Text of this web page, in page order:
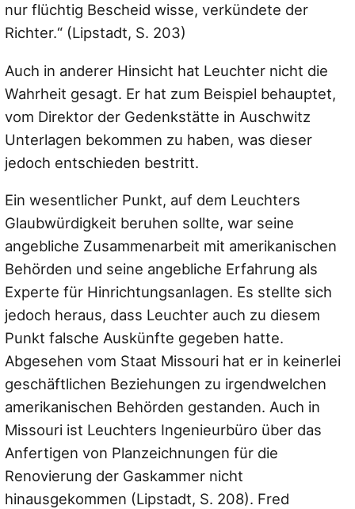
nur flüchtig Bescheid wisse, verkündete der
Richter.“ (Lipstadt, S. 203)
Auch in anderer Hinsicht hat Leuchter nicht die
Wahrheit gesagt. Er hat zum Beispiel behauptet,
vom Direktor der Gedenkstätte in Auschwitz
Unterlagen bekommen zu haben, was dieser
jedoch entschieden bestritt.
Ein wesentlicher Punkt, auf dem Leuchters
Glaubwürdigkeit beruhen sollte, war seine
angebliche Zusammenarbeit mit amerikanischen
Behörden und seine angebliche Erfahrung als
Experte für Hinrichtungsanlagen. Es stellte sich
jedoch heraus, dass Leuchter auch zu diesem
Punkt falsche Auskünfte gegeben hatte.
Abgesehen vom Staat Missouri hat er in keinerlei
geschäftlichen Beziehungen zu irgendwelchen
amerikanischen Behörden gestanden. Auch in
Missouri ist Leuchters Ingenieurbüro über das
Anfertigen von Planzeichnungen für die
Renovierung der Gaskammer nicht
hinausgekommen (Lipstadt, S. 208). Fred